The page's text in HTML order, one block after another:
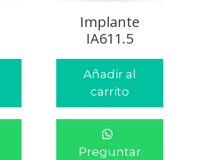
Implante
IA611.5
Añadir al
carrito
Preguntar